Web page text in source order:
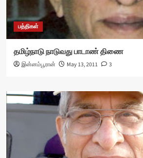
பத்திகள்
தமிழ்நாடு நாடுவது பாடாண் திணை
இன்னம்பூரான் May 13, 2011 3